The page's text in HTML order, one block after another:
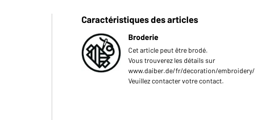
Caractéristiques des articles
Broderie
Cet article peut être brodé.
Vous trouverez les détails sur
www.daiber.de/fr/decoration/embroidery/
Veuillez contacter votre contact.